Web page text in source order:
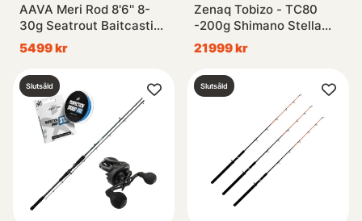
AAVA Meri Rod 8'6'' 8-
30g Seatrout Baitcasting
Combo
5499 kr
Zenaq Tobizo - TC80
-200g Shimano Stella
Combo
21999 kr
Slutsåld Slutsåld